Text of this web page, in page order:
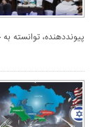
پیونددهنده، توانسته